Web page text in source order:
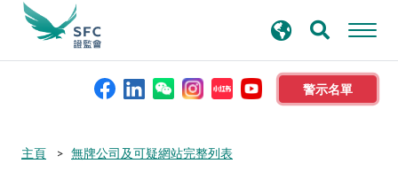
警示名單
本會簡介
尋
主頁 無牌公司及可疑網站完整列表